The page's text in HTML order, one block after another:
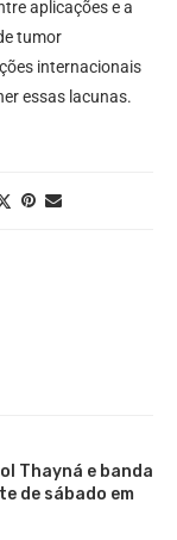
aplicações e a
tumor
internacionais
essas lacunas.
Thayná e banda
de sábado em